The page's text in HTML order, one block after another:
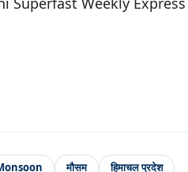
मौसम हिमाचल प्रदेश